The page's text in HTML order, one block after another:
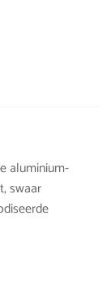
aluminium-
swaar